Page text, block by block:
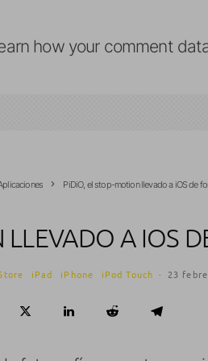
how your comment
PiDiO, el stop-motion llevado a iOS de
A IOS
iPad iPhone iPod Touch · 23